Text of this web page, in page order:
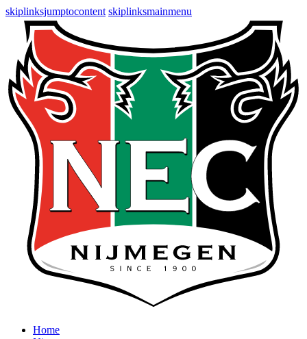
skiplinksjumptocontent skiplinksmainmenu
Home